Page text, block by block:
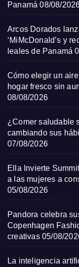
Panamá 08/08/
Arcos Dorados
‘MiMcDonald’s y
leales de Panamá
Cómo elegir un
hogar fresco sin
08/08/2026
¿Comer saludable
cambiando sus
07/08/2026
Ella Invierte
a las mujeres a
05/08/2026
Pandora celebra
Copenhagen
creativas 05/08/
La inteligencia